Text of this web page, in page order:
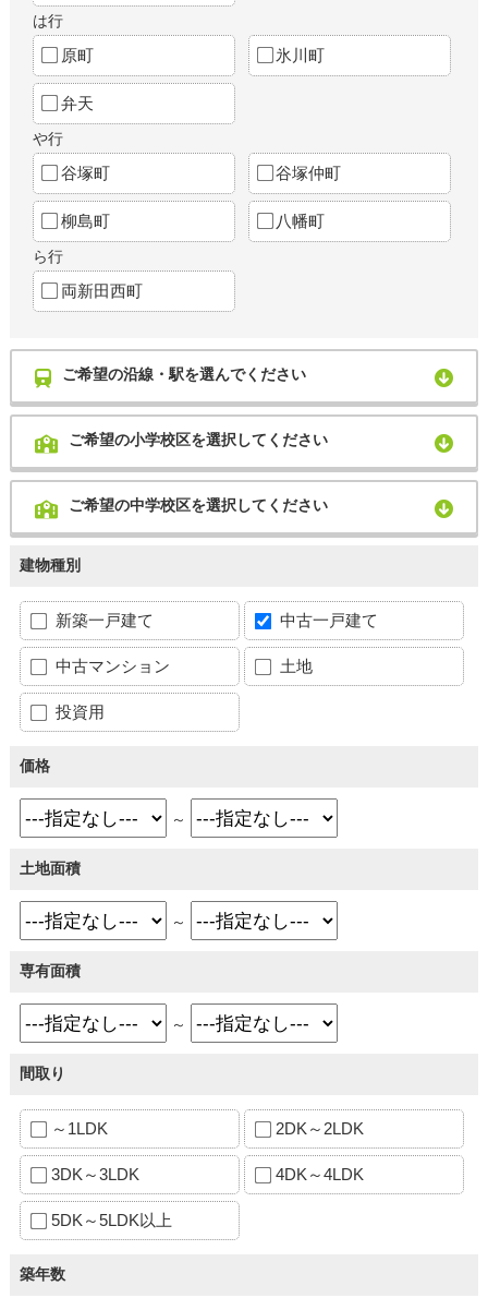
は行
原町 氷川町
弁天
や行
谷塚町 谷塚仲町
柳島町 八幡町
ら行
両新田西町
ご希望の沿線・駅を選んでください
ご希望の小学校区を選択してください
ご希望の中学校区を選択してください
建物種別
新築一戸建て 中古一戸建て
中古マンション 土地
投資用
価格
～
土地面積
～
専有面積
～
間取り
～1LDK 2DK～2LDK
3DK～3LDK 4DK～4LDK
5DK～5LDK以上
築年数